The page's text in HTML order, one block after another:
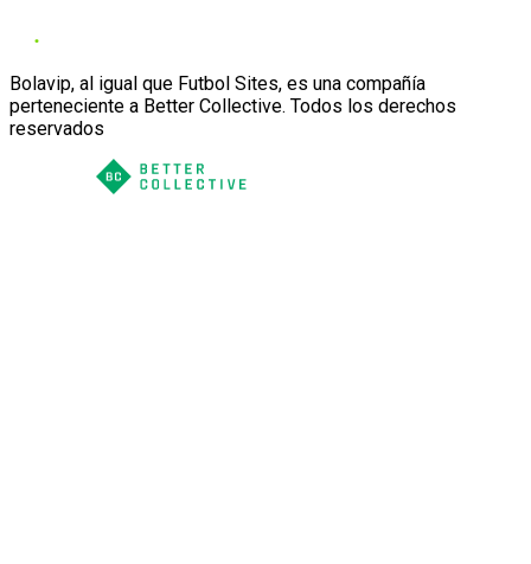
Bolavip, al igual que Futbol Sites, es una compañía
perteneciente a Better Collective. Todos los derechos
reservados